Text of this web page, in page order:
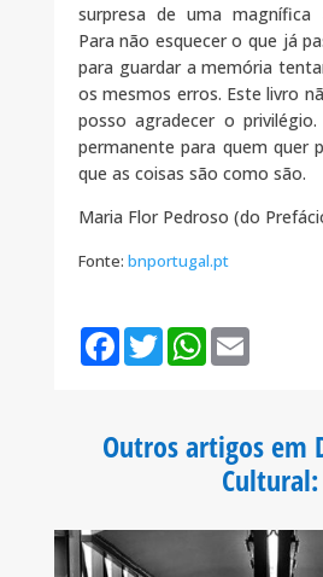
surpresa de uma magnífica
Para não esquecer o que já
para guardar a memória
os mesmos erros. Este livro
posso agradecer o
permanente para quem quer
que as coisas são como são.
Maria Flor Pedroso (do
Fonte: bnportugal.pt
F
o
T
w
r
W
p
E
Outros artigos em
Cultural: